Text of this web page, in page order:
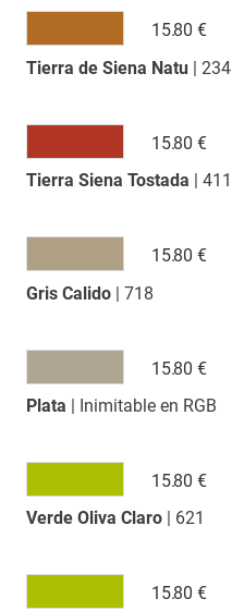
Tierra de Siena Natu| 234
15.80 €
Tierra Siena Tostada | 411
15.80 €
Gris Calido| 718
15.80 €
Plata | Inimitable en RGB
15.80 €
Verde Oliva Claro| 621
15.80 €
15.80 €